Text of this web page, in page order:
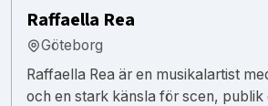
Raffaella Rea
Göteborg
Raffaella Rea är en musikalartist
och en stark känsla för scen, publik